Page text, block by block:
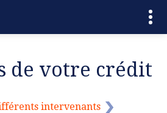
de votre crédit
intervenants